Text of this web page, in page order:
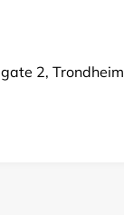
2, Trondheim